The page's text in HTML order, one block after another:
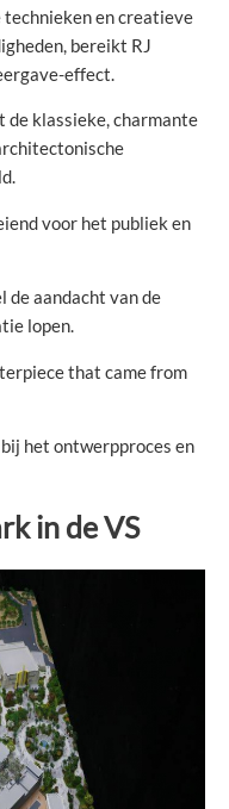
technieken en creatieve
bereikt RJ
effect.
de klassieke, charmante
voor het publiek en
aandacht van de
lopen.
that came from
het ontwerpproces en
in de VS